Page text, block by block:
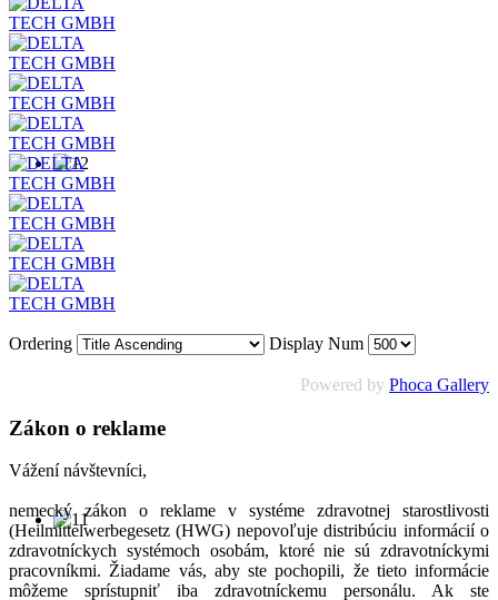
Ordering Display Num
Powered by Phoca Gallery
Zákon o reklame
Vážení návštevníci,
nemecký zákon o reklame v systéme zdravotnej starostlivosti
(Heilmittelwerbegesetz (HWG) nepovoľuje distribúciu informácií o
zdravotníckych systémoch osobám, ktoré nie sú zdravotníckymi
pracovníkmi. Žiadame vás, aby ste pochopili, že tieto informácie
môžeme sprístupniť iba zdravotníckemu personálu. Ak ste